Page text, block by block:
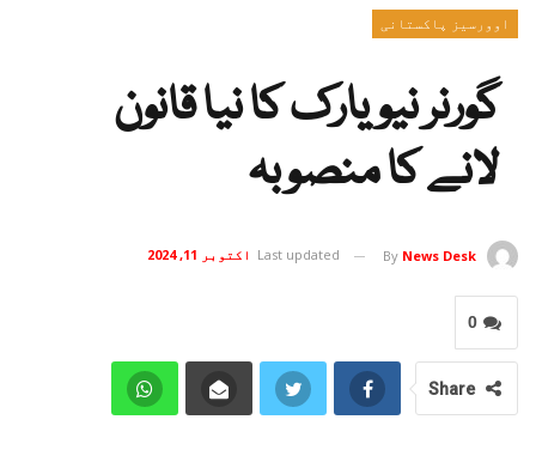
اوورسیز پاکستانی
گورنر نیویارک کا نیا قانون
لانے کا منصوبہ
By News Desk
Last updated اکتوبر 11, 2024
0
Share